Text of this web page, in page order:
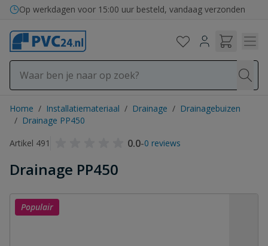
Ga naar de inhoud
Op werkdagen voor 15:00 uur besteld, vandaag verzonden
Home / Installatiemateriaal / Drainage / Drainagebuizen
/ Drainage PP450
Artikel 491
0.0-0 reviews
Drainage PP450
Populair